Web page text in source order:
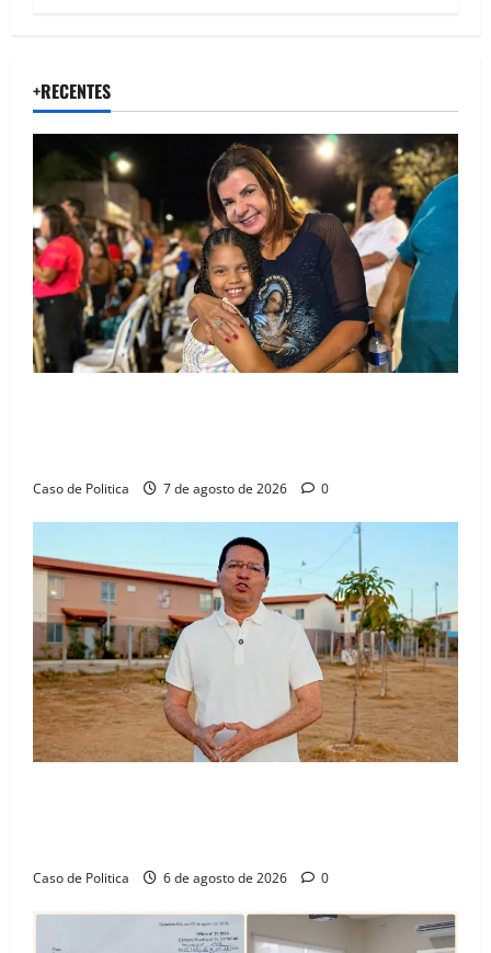
+RECENTES
Caso de Politica 7 de agosto de 2026 0
Caso de Politica 6 de agosto de 2026 0